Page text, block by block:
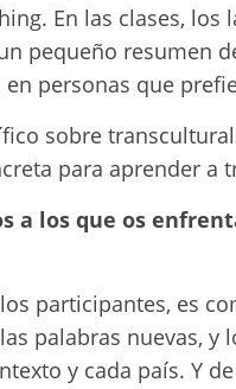
En las clases,
pequeño resumen
personas que
sobre
para aprender a
a los que os
participantes, es
palabras nuevas,
y cada país. Y